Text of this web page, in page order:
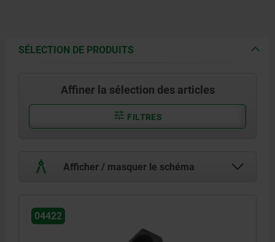
SÉLECTION DE PRODUITS
Affiner la sélection des articles
FILTRES
Afficher / masquer le schéma
04422